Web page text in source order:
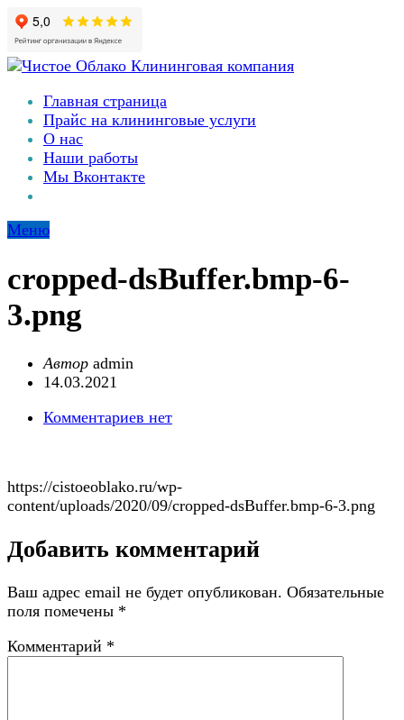
Главная страница
Прайс на клининговые услуги
О нас
Наши работы
Мы Вконтакте
Меню
cropped-dsBuffer.bmp-6-
3.png
Автор admin
14.03.2021
Комментариев нет
https://cistoeoblako.ru/wp-
content/uploads/2020/09/cropped-dsBuffer.bmp-6-3.png
Добавить комментарий
Ваш адрес email не будет опубликован. Обязательные
поля помечены *
Комментарий *